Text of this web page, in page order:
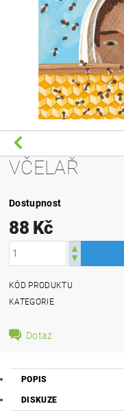
VČELAŘ
Dostupnost
88 Kč
KÓD PRODUKTU
KATEGORIE
Dotaz
POPIS
DISKUZE